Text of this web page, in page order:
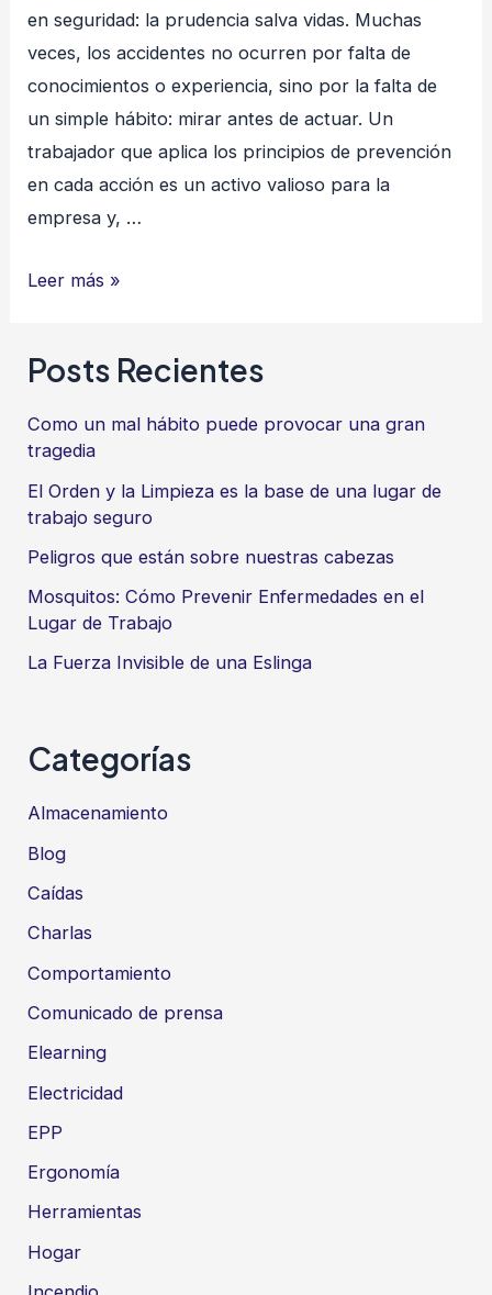
en seguridad: la prudencia salva vidas. Muchas
veces, los accidentes no ocurren por falta de
conocimientos o experiencia, sino por la falta de
un simple hábito: mirar antes de actuar. Un
trabajador que aplica los principios de prevención
en cada acción es un activo valioso para la
empresa y, …
La
vidas
Leer más »
Posts Recientes
Como un mal hábito puede provocar una gran
tragedia
El Orden y la Limpieza es la base de una lugar de
trabajo seguro
Peligros que están sobre nuestras cabezas
Mosquitos: Cómo Prevenir Enfermedades en el
Lugar de Trabajo
La Fuerza Invisible de una Eslinga
Categorías
Almacenamiento
Blog
Caídas
Charlas
Comportamiento
Comunicado de prensa
Elearning
Electricidad
EPP
Ergonomía
Herramientas
Hogar